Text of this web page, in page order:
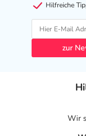
Hilfreiche
zur
Wir